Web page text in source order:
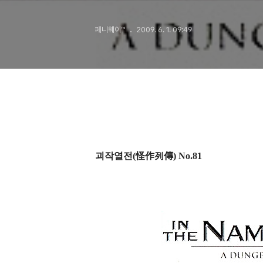
블록버스터?
페니웨이™ 2009. 6. 1. 09:49
괴작열전(怪作列傳) No.81